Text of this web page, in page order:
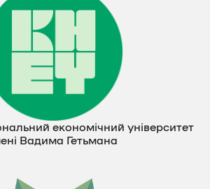
економічний університет
Вадима Гетьмана